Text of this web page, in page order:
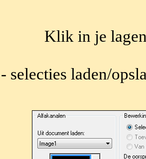
Klik in je
selecties laden/